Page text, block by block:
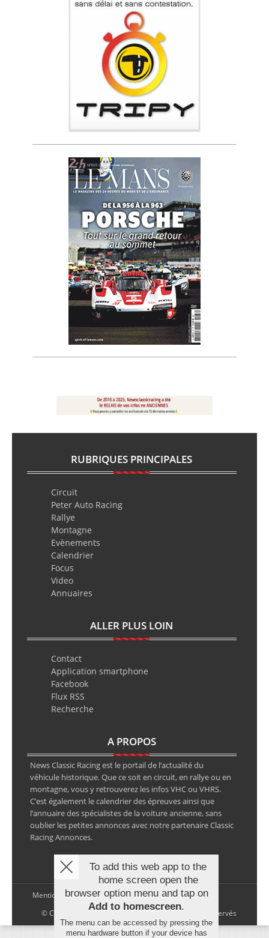
RUBRIQUES PRINCIPALES
Circuit
Peter Auto Racing
Rallye
Montagne
Evènements
Calendrier
Focus
Video
Annuaires
ALLER PLUS LOIN
Contact
Application smartphone
Facebook
Flux RSS
Recherche
A PROPOS
News Classic Racing est le portail de l’actualité du
véhicule historique. Que ce soit en circuit, en rallye ou en
montagne, vous y retrouverez les infos VHC ou VHRS.
C’est également le calendrier des épreuves ainsi que
l’annuaire des spécialistes de la voiture ancienne, sans
oublier les petites annonces avec notre partenaire Classic
Racing Annonces.
Mentions légales
© Copyright 2026 NewsClassicRacing, tous droits réservés
To add this web app to the
home screen open the
browser option menu and tap on
Add to homescreen.
The menu can be accessed by pressing the
menu hardware button if your device has